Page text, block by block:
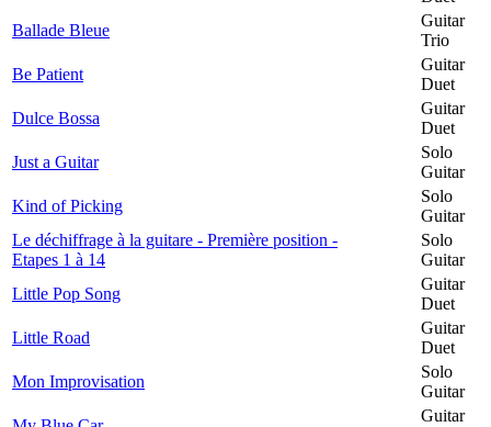
Ballade Bleue
Guitar
Trio
Be Patient
Guitar
Duet
Dulce Bossa
Guitar
Duet
Just a Guitar
Solo
Guitar
Kind of Picking
Solo
Guitar
Le déchiffrage à la guitare - Première position -
Etapes 1 à 14
Solo
Guitar
Little Pop Song
Guitar
Duet
Little Road
Guitar
Duet
Mon Improvisation
Solo
Guitar
Guitar